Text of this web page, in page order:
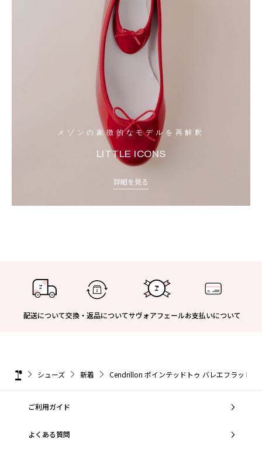
メゾンの象徴的なモデルを再解釈
LITTLE ICONS
詳細を見る
配送について交換・返品についてサヴォアフェールお支払いについて
シューズ 新着 Cendrillon ポインテッドトゥ バレエフラット -
ご利用ガイド
よくある質問